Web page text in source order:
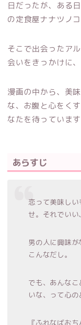
日だったが、ある
の定食屋ナナツノ
そこで出会ったア
会いをきっかけに
漫画の中から、美
な、お腹と心をく
なたを待っています
あらすじ
恋って美味し
せ。それでいい
男の人に興味が
こんなだし。
でも、あんな
いな、って心の